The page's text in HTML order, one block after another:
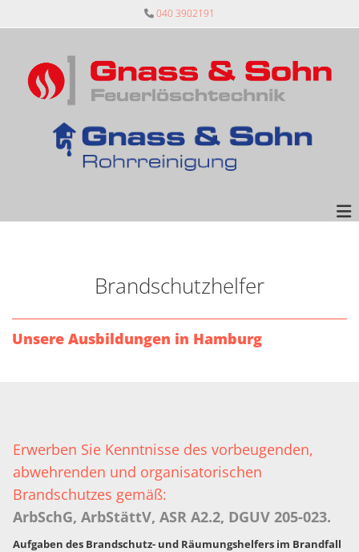
 040 3902191
Brandschutzhelfer
Unsere Ausbildungen in Hamburg
Erwerben Sie Kenntnisse des vorbeugenden,
abwehrenden und organisatorischen
Brandschutzes gemäß:
ArbSchG, ArbStättV, ASR A2.2, DGUV 205-023.
Aufgaben des Brandschutz- und Räumungshelfers im Brandfall